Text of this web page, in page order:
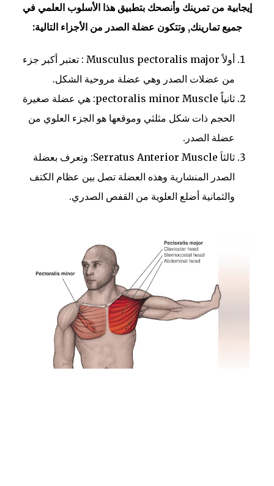
إيجابية من تمرينك وأنصحك بتطبيق هذا الأسلوب العلمي في
جميع تمارينك, وتتكون عضلة الصدر من الأجزاء التالية:
أولاً Musculus pectoralis major : تعتبر أكبر جزء
من عضلات الصدر وهي عضلة مروحية الشكل.
ثانياً pectoralis minor Muscle: هي عضلة صغيرة
الحجم ذات شكل مثلثي وموقعها هو الجزء العلوي من
عضلة الصدر.
ثالثاَ Serratus Anterior Muscle: وتعرف بعضلة
الصدر المنشارية وهذه العضلة تصل بين عظام الكتف
والثمانية أضلع العلوية من القفص الصدري.